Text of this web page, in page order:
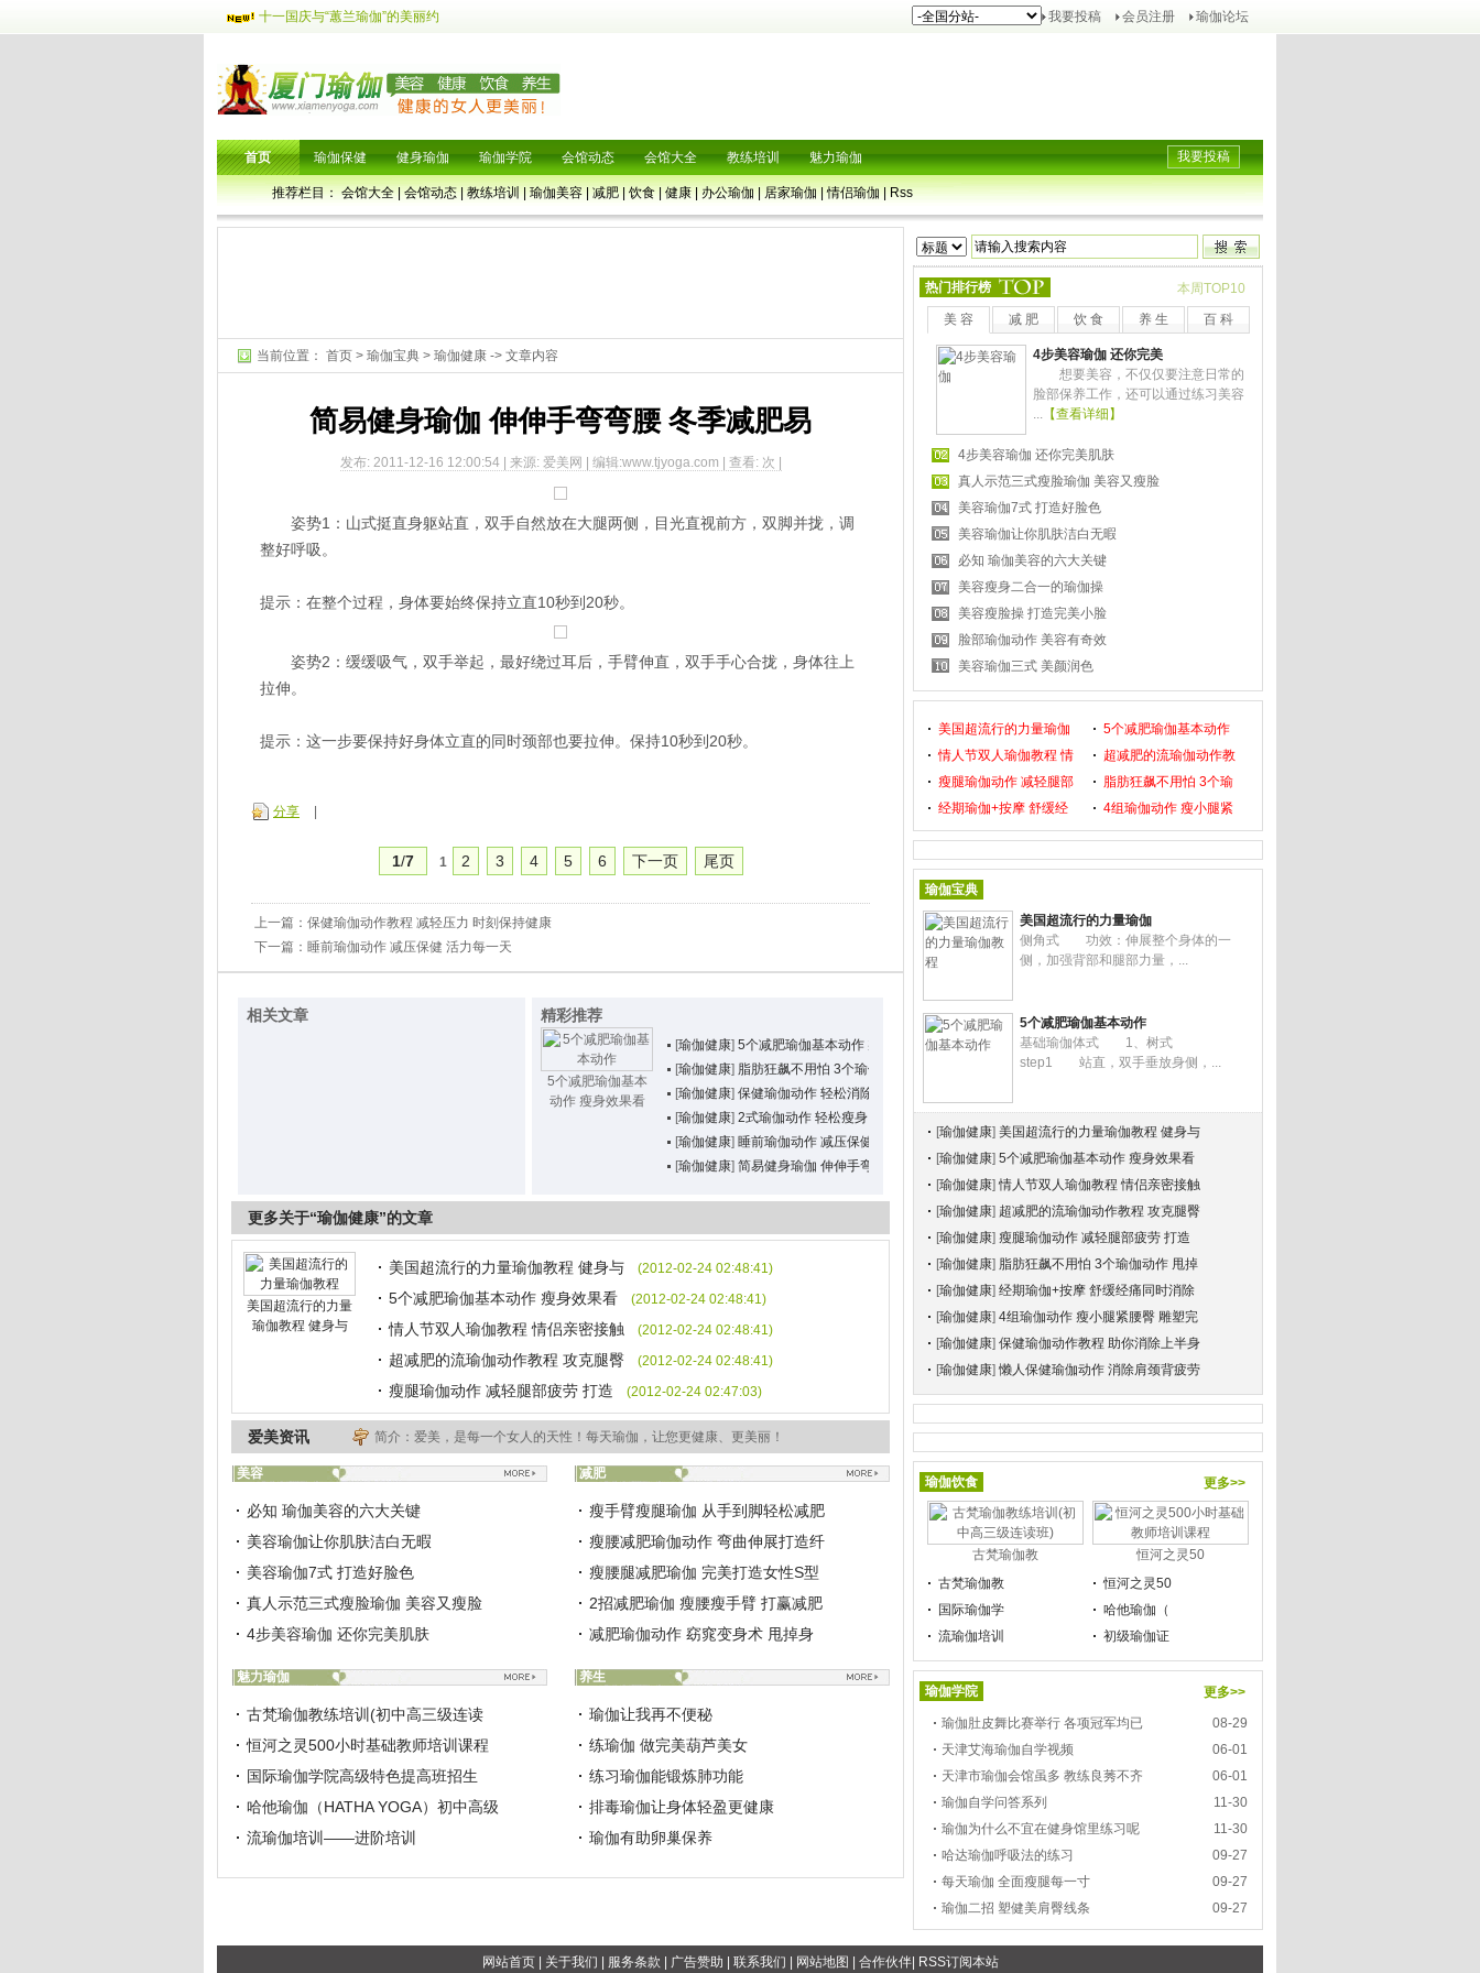
十一国庆与“蕙兰瑜伽”的美丽约 我要投稿 会员注册 瑜伽论坛
首页
推荐栏目：会馆大全|会馆动态|教练培训|瑜伽美容|减肥|饮食|健康|办公瑜伽|居家瑜伽|情侣瑜伽|Rss
瑜伽保健 健身瑜伽 瑜伽学院 会馆动态 会馆大全 教练培训 魅力瑜伽 我要投稿
当前位置： 首页 > 瑜伽宝典 > 瑜伽健康 -> 文章内容
简易健身瑜伽 伸伸手弯弯腰 冬季减肥易
发布: 2011-12-16 12:00:54 | 来源: 爱美网 | 编辑:www.tjyoga.com | 查看: 次 |
姿势1：山式挺直身躯站直，双手自然放在大腿两侧，目光直视前方，双脚并拢，调
整好呼吸。
提示：在整个过程，身体要始终保持立直10秒到20秒。
姿势2：缓缓吸气，双手举起，最好绕过耳后，手臂伸直，双手手心合拢，身体往上
拉伸。
提示：这一步要保持好身体立直的同时颈部也要拉伸。保持10秒到20秒。
分享
1/7 1 2 3 4 5 6 下一页 尾页
上一篇： 保健瑜伽动作教程 减轻压力 时刻保持健康
下一篇： 睡前瑜伽动作 减压保健 活力每一天
相关文章 精彩推荐
5个减肥瑜伽基本
动作 瘦身效果看
[瑜伽健康] 5个减肥瑜伽基本动作 瘦身效果看
[瑜伽健康] 脂肪狂飙不用怕 3个瑜伽动作 甩掉
[瑜伽健康] 保健瑜伽动作 轻松消除身体疲劳恢
[瑜伽健康] 2式瑜伽动作 轻松瘦身 KEEP住完美
[瑜伽健康] 睡前瑜伽动作 减压保健 活力每一
[瑜伽健康] 简易健身瑜伽 伸伸手弯弯腰 冬季
更多关于“瑜伽健康”的文章
美国超流行的力量
瑜伽教程 健身与
美国超流行的力量瑜伽教程 健身与 (2012-02-24 02:48:41)
5个减肥瑜伽基本动作 瘦身效果看 (2012-02-24 02:48:41)
情人节双人瑜伽教程 情侣亲密接触 (2012-02-24 02:48:41)
超减肥的流瑜伽动作教程 攻克腿臀 (2012-02-24 02:48:41)
瘦腿瑜伽动作 减轻腿部疲劳 打造 (2012-02-24 02:47:03)
爱美资讯 简介：爱美，是每一个女人的天性！每天瑜伽，让您更健康、更美丽！
美容
必知 瑜伽美容的六大关键
美容瑜伽让你肌肤洁白无暇
美容瑜伽7式 打造好脸色
真人示范三式瘦脸瑜伽 美容又瘦脸
4步美容瑜伽 还你完美肌肤
减肥
瘦手臂瘦腿瑜伽 从手到脚轻松减肥
瘦腰减肥瑜伽动作 弯曲伸展打造纤
瘦腰腿减肥瑜伽 完美打造女性S型
2招减肥瑜伽 瘦腰瘦手臂 打赢减肥
减肥瑜伽动作 窈窕变身术 甩掉身
魅力瑜伽
古梵瑜伽教练培训(初中高三级连读
恒河之灵500小时基础教师培训课程
国际瑜伽学院高级特色提高班招生
哈他瑜伽（HATHA YOGA）初中高级
流瑜伽培训——进阶培训
养生
瑜伽让我再不便秘
练瑜伽 做完美葫芦美女
练习瑜伽能锻炼肺功能
排毒瑜伽让身体轻盈更健康
瑜伽有助卵巢保养
热门排行榜
本周TOP10
美 容
减 肥 饮 食 养 生 百 科
4步美容瑜伽 还你完美
想要美容，不仅仅要注意日常的
脸部保养工作，还可以通过练习美容
...【查看详细】
4步美容瑜伽 还你完美肌肤
真人示范三式瘦脸瑜伽 美容又瘦脸
美容瑜伽7式 打造好脸色
美容瑜伽让你肌肤洁白无暇
必知 瑜伽美容的六大关键
美容瘦身二合一的瑜伽操
美容瘦脸操 打造完美小脸
脸部瑜伽动作 美容有奇效
美容瑜伽三式 美颜润色
美国超流行的力量瑜伽
5个减肥瑜伽基本动作
情人节双人瑜伽教程 情
超减肥的流瑜伽动作教
瘦腿瑜伽动作 减轻腿部
脂肪狂飙不用怕 3个瑜
经期瑜伽+按摩 舒缓经
4组瑜伽动作 瘦小腿紧
瑜伽宝典
美国超流行的力量瑜伽
侧角式 功效：伸展整个身体的一
侧，加强背部和腿部力量，...
5个减肥瑜伽基本动作
基础瑜伽体式 1、树式
step1 站直，双手垂放身侧，...
[瑜伽健康] 美国超流行的力量瑜伽教程 健身与
[瑜伽健康] 5个减肥瑜伽基本动作 瘦身效果看
[瑜伽健康]情人节双人瑜伽教程 情侣亲密接触
[瑜伽健康] 超减肥的流瑜伽动作教程 攻克腿臀
[瑜伽健康] 瘦腿瑜伽动作 减轻腿部疲劳 打造
[瑜伽健康] 脂肪狂飙不用怕 3个瑜伽动作 甩掉
[瑜伽健康] 经期瑜伽+按摩 舒缓经痛同时消除
[瑜伽健康] 4组瑜伽动作 瘦小腿紧腰臀 雕塑完
[瑜伽健康] 保健瑜伽动作教程 助你消除上半身
[瑜伽健康] 懒人保健瑜伽动作 消除肩颈背疲劳
瑜伽饮食 更多>>
古梵瑜伽教
恒河之灵50
古梵瑜伽教
恒河之灵50
国际瑜伽学
哈他瑜伽（
流瑜伽培训
初级瑜伽证
瑜伽学院
更多>>
瑜伽肚皮舞比赛举行 各项冠军均已
08-29
天津艾海瑜伽自学视频
06-01
天津市瑜伽会馆虽多 教练良莠不齐
06-01
瑜伽自学问答系列
11-30
瑜伽为什么不宜在健身馆里练习呢
11-30
哈达瑜伽呼吸法的练习
09-27
每天瑜伽 全面瘦腿每一寸
09-27
瑜伽二招 塑健美肩臀线条
09-27
网站首页| 关于我们 服务条款 广告赞助 联系我们 网站地图 合作伙伴| RSS订阅本站